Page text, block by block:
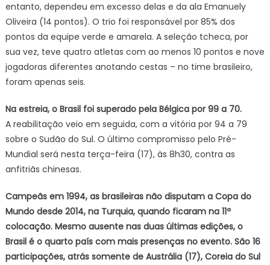
entanto, dependeu em excesso delas e da ala Emanuely
Oliveira (14 pontos). O trio foi responsável por 85% dos
pontos da equipe verde e amarela. A seleção tcheca, por
sua vez, teve quatro atletas com ao menos 10 pontos e nove
jogadoras diferentes anotando cestas – no time brasileiro,
foram apenas seis.
Na estreia, o Brasil foi superado pela Bélgica por 99 a 70.
A reabilitação veio em seguida, com a vitória por 94 a 79
sobre o Sudão do Sul. O último compromisso pelo Pré-
Mundial será nesta terça-feira (17), às 8h30, contra as
anfitriãs chinesas.
Campeãs em 1994, as brasileiras não disputam a Copa do
Mundo desde 2014, na Turquia, quando ficaram na 11ª
colocação. Mesmo ausente nas duas últimas edições, o
Brasil é o quarto país com mais presenças no evento. São 16
participações, atrás somente de Austrália (17), Coreia do Sul